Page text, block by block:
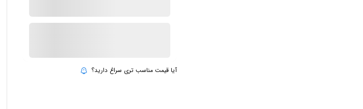
آیا قیمت مناسب تری سراغ دارید؟